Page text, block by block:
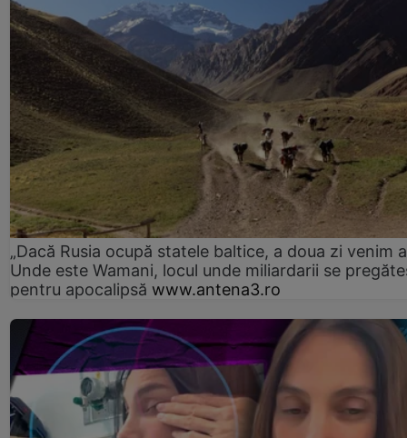
„Dacă Rusia ocupă statele baltice, a doua zi venim
Unde este Wamani, locul unde miliardarii se
pentru apocalipsă www.antena3.ro